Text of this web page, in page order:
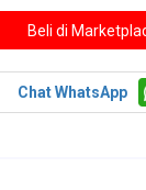
Chat WhatsApp